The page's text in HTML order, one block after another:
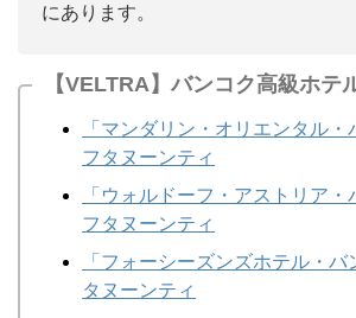
にあります。
【VELTRA】バンコク高級ホテ
「マンダリン・オリエンタル
フタヌーンティ
「ウォルドーフ・アストリア
フタヌーンティ
「フォーシーズンズホテル・バ
タヌーンティ